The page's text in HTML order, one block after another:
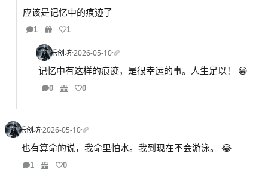
应该是记忆中的痕迹了
1 1
乐创坊·2026-05-10·
记忆中有这样的痕迹，是很幸运的事。人生足以！ 😁
0 0
乐创坊·2026-05-10·
也有算命的说，我命里怕水。我到现在不会游泳。 😂
1 0